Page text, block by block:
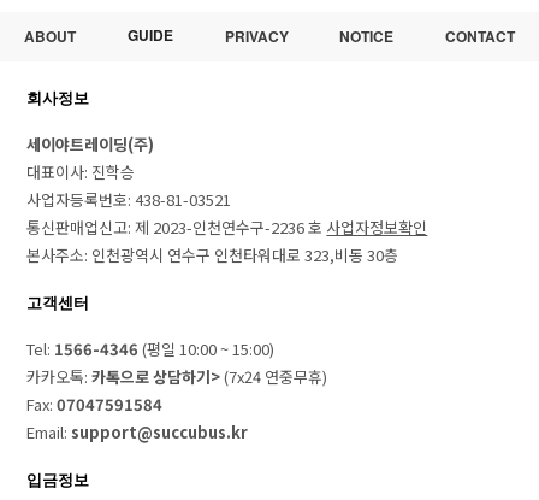
ABOUT GUIDE PRIVACY NOTICE CONTACT
회사정보
세이야트레이딩(주)
대표이사: 진학승
사업자등록번호: 438-81-03521
통신판매업신고: 제 2023-인천연수구-2236 호 사업자정보확인
본사주소: 인천광역시 연수구 인천타워대로 323,비동 30층
고객센터
Tel: 1566-4346 (평일 10:00 ~ 15:00)
카카오톡:카톡으로 상담하기>(7x24 연중무휴)
Fax:07047591584
Email:support@succubus.kr
입금정보